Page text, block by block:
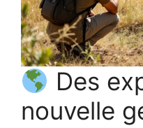
Des
nouvelle